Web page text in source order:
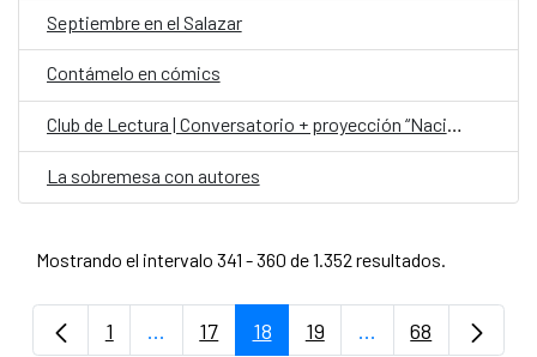
Septiembre en el Salazar
Contámelo en cómics
Club de Lectura | Conversatorio + proyección “Nación Guaraní”
La sobremesa con autores
Mostrando el intervalo 341 - 360 de 1.352 resultados.
Página
1 ...Páginas intermedias Use TAB para
Página
17 Página
18 Página
19 ...PáginasPágina
68